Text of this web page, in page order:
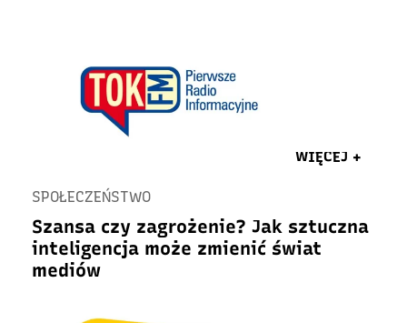
WIĘCEJ +
SPOŁECZEŃSTWO
Szansa czy zagrożenie? Jak sztuczna
inteligencja może zmienić świat
mediów